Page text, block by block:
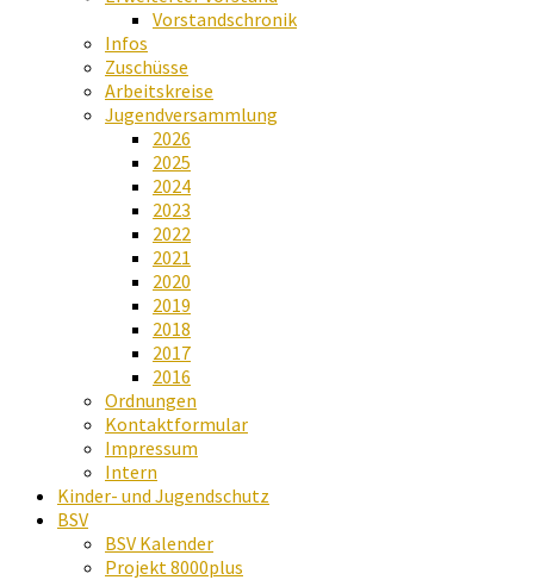
Vorstandschronik
Infos
Zuschüsse
Arbeitskreise
Jugendversammlung
2026
2025
2024
2023
2022
2021
2020
2019
2018
2017
2016
Ordnungen
Kontaktformular
Impressum
Intern
Kinder- und Jugendschutz
BSV
BSV Kalender
Projekt 8000plus